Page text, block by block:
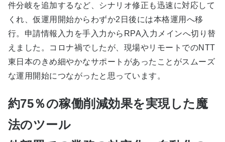
件分岐を追加するなど、シナリオ修正も迅速に対応して
くれ、仮運用開始からわずか2日後には本格運用へ移
行。申請情報入力を手入力からRPA入力メインへ切り替
えました。コロナ禍でしたが、現場やリモートでのNTT
東日本のきめ細やかなサポートがあったことがスムーズ
な運用開始につながったと思っています。
約75％の稼働削減効果を実現した魔
法のツール